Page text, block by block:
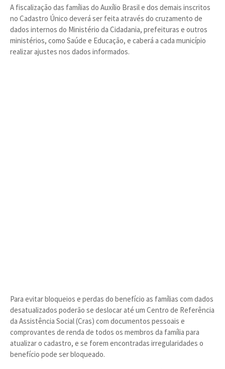
A fiscalização das famílias do Auxílio Brasil e dos demais inscritos
no Cadastro Único deverá ser feita através do cruzamento de
dados internos do Ministério da Cidadania, prefeituras e outros
ministérios, como Saúde e Educação, e caberá a cada município
realizar ajustes nos dados informados.
Para evitar bloqueios e perdas do benefício as famílias com dados
desatualizados poderão se deslocar até um Centro de Referência
da Assistência Social (Cras) com documentos pessoais e
comprovantes de renda de todos os membros da família para
atualizar o cadastro, e se forem encontradas irregularidades o
benefício pode ser bloqueado.